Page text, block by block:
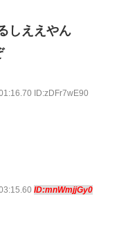
しええやん
ID:zDFr7wE90
ID:mnWmjjGy0